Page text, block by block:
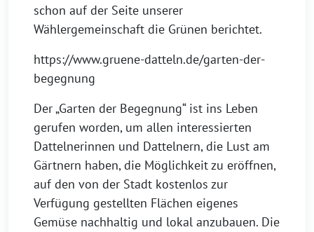
schon auf der Seite unserer
Wählergemeinschaft die Grünen berichtet.
https://www.gruene-datteln.de/garten-der-
begegnung
Der „Garten der Begegnung“ ist ins Leben
gerufen worden, um allen interessierten
Dattelnerinnen und Dattelnern, die Lust am
Gärtnern haben, die Möglichkeit zu eröffnen,
auf den von der Stadt kostenlos zur
Verfügung gestellten Flächen eigenes
Gemüse nachhaltig und lokal anzubauen. Die